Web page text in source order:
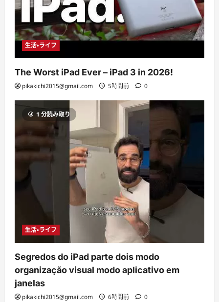
生活・ライフ
The Worst iPad Ever – iPad 3 in 2026!
pikakichi2015@gmail.com 5時間前 0
1 分読み取り
生活・ライフ
Segredos do iPad parte dois modo
organização visual modo aplicativo em
janelas
pikakichi2015@gmail.com 6時間前 0